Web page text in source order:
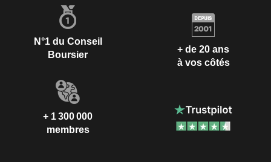
N°1 du Conseil
Boursier
+ de 20 ans
à vos côtés
+ 1 300 000
membres